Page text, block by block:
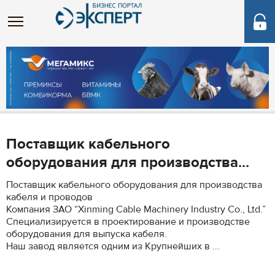
Поставщик кабельного
оборудования для производства...
Поставщик кабельного оборудования для производства
кабеля и проводов
Компания ЗАО “Xinming Cable Machinery Industry Co., Ltd.”
Специализируется в проектирование и производстве
оборудования для выпуска кабеля.
Наш завод является одним из Крупнейших в ...